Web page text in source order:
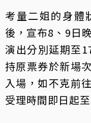
考量二姐的身體
後，宣布8、9日
演出分別延期至
持原票券於新場
入場，如不克前
受理時間即日起